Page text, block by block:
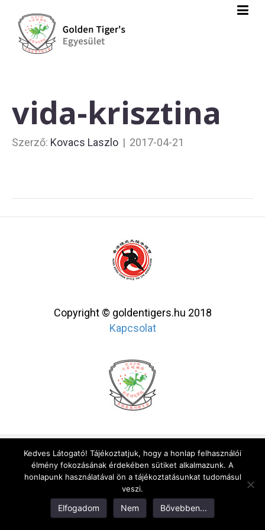
vida-krisztina
Szerző: Kovacs Laszlo | 2017-04-21
Copyright © goldentigers.hu 2018
Kapcsolat
Kedves Látogató! Tájékoztatjuk, hogy a honlap felhasználói
élmény fokozásának érdekében sütiket alkalmazunk. A
honlapunk használatával ön a tájékoztatásunkat tudomásul
veszi.
Elfogadom Nem Bővebben...